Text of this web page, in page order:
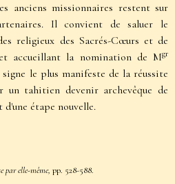
anciens missionnaires restent sur
Il convient de saluer le
religieux des Sacrés-Cœurs et de
accueillant la nomination de Mgr
le plus manifeste de la réussite
tahitien devenir archevêque de
d'une étape nouvelle.
par elle-même, pp. 528-588.